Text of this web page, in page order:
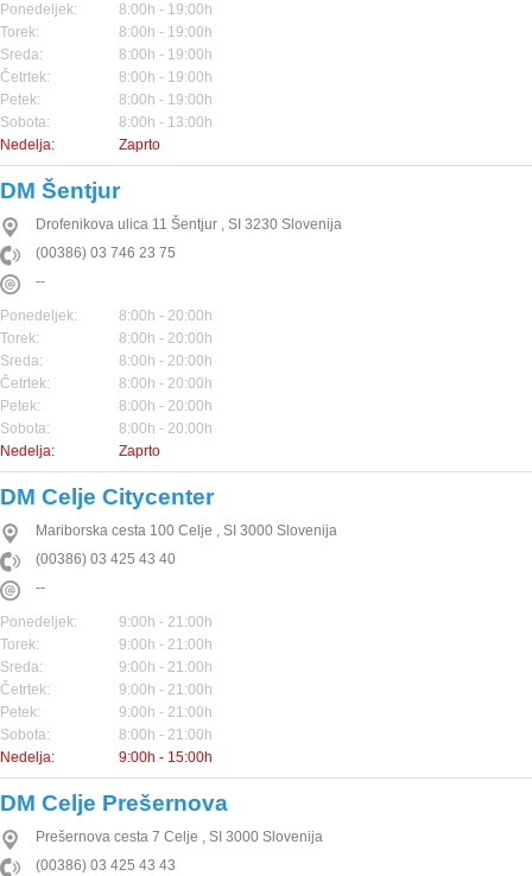
Ponedeljek:
8:00h - 19:00h
Torek:
8:00h - 19:00h
Sreda:
8:00h - 19:00h
Četrtek:
8:00h - 19:00h
Petek:
8:00h - 19:00h
Sobota:
8:00h - 13:00h
Nedelja:
Zaprto
DM Šentjur
Drofenikova ulica 11 Šentjur , SI 3230 Slovenija
(00386) 03 746 23 75
--
Ponedeljek:
8:00h - 20:00h
Torek:
8:00h - 20:00h
Sreda:
8:00h - 20:00h
Četrtek:
8:00h - 20:00h
Petek:
8:00h - 20:00h
Sobota:
8:00h - 20:00h
Nedelja:
Zaprto
DM Celje Citycenter
Mariborska cesta 100 Celje , SI 3000 Slovenija
(00386) 03 425 43 40
--
Ponedeljek:
9:00h - 21:00h
Torek:
9:00h - 21:00h
Sreda:
9:00h - 21:00h
Četrtek:
9:00h - 21:00h
Petek:
9:00h - 21:00h
Sobota:
8:00h - 21:00h
Nedelja:
9:00h - 15:00h
DM Celje Prešernova
Prešernova cesta 7 Celje , SI 3000 Slovenija
(00386) 03 425 43 43